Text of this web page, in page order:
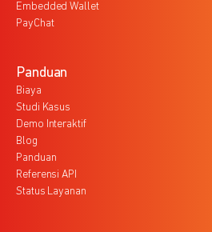
Embedded Wallet
PayChat
Panduan
Biaya
Studi Kasus
Demo Interaktif
Blog
Panduan
Referensi API
Status Layanan